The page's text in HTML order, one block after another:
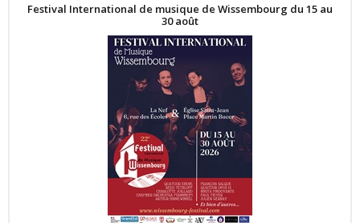
Festival International de musique de Wissembourg du 15 au
30 août